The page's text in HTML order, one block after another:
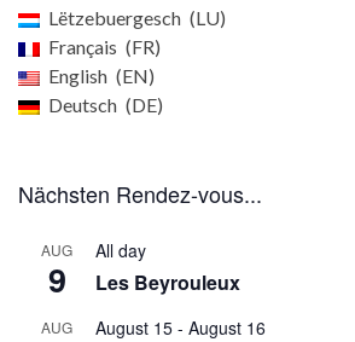
Lëtzebuergesch
LU
Français
FR
English
EN
Deutsch
DE
Nächsten Rendez-vous...
AUG
9
All day
Les Beyrouleux
AUG August 15 - August 16